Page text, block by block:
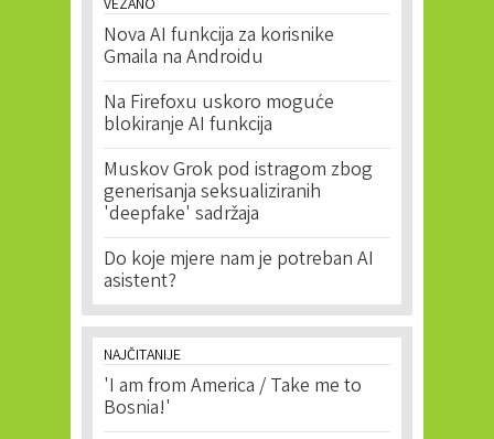
VEZANO
Nova AI funkcija za korisnike
Gmaila na Androidu
Na Firefoxu uskoro moguće
blokiranje AI funkcija
Muskov Grok pod istragom zbog
generisanja seksualiziranih
'deepfake' sadržaja
Do koje mjere nam je potreban AI
asistent?
NAJČITANIJE
'I am from America / Take me to
Bosnia!'